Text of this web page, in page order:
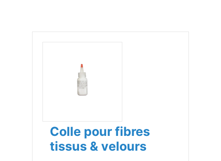
Colle pour fibres
tissus & velours